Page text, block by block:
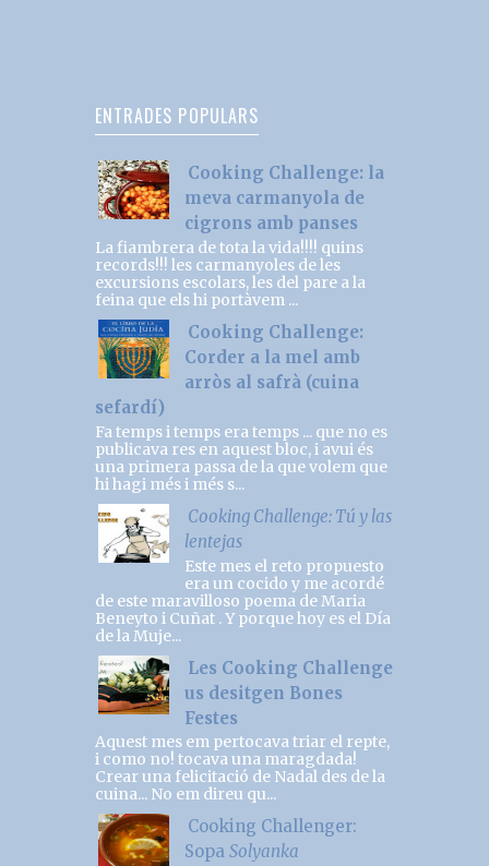
ENTRADES POPULARS
Cooking Challenge: la
meva carmanyola de
cigrons amb panses
La fiambrera de tota la vida!!!! quins
records!!! les carmanyoles de les
excursions escolars, les del pare a la
feina que els hi portàvem ...
Cooking Challenge:
Corder a la mel amb
arròs al safrà (cuina
sefardí)
Fa temps i temps era temps ... que no es
publicava res en aquest bloc, i avui és
una primera passa de la que volem que
hi hagi més i més s...
Cooking Challenge: Tú y las
lentejas
Este mes el reto propuesto
era un cocido y me acordé
de este maravilloso poema de Maria
Beneyto i Cuñat . Y porque hoy es el Día
de la Muje...
Les Cooking Challenge
us desitgen Bones
Festes
Aquest mes em pertocava triar el repte,
i como no! tocava una maragdada!
Crear una felicitació de Nadal des de la
cuina... No em direu qu...
Cooking Challenger:
Sopa Solyanka